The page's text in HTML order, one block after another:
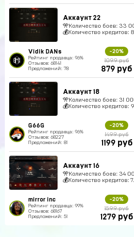
Аккаунт 22
🎌Количество боев: 33
💰Количество кредитов:
Vidik DANs
Рейтинг продавца: 96%
Отзывов: 68141
Предложений: 78
-20%
1099 руб
879 руб
Аккаунт 18
🎌Количество боев: 31
💰Количество кредитов:
G66G
Рейтинг продавца: 96%
Отзывов: 68227
Предложений: 81
-20%
1499 руб
1199 руб
Аккаунт 16
🎌Количество боев: 34
💰Количество кредитов:
mirror inc
Рейтинг продавца: 99%
Отзывов: 68167
Предложений: 51
-20%
1599 руб
1279 руб